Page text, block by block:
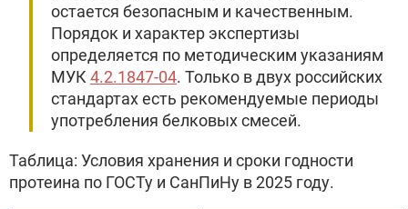
остается безопасным и качественным.
Порядок и характер экспертизы
определяется по методическим указаниям
МУК 4.2.1847-04. Только в двух российских
стандартах есть рекомендуемые периоды
употребления белковых смесей.
Таблица: Условия хранения и сроки годности
протеина по ГОСТу и СанПиНу в 2025 году.